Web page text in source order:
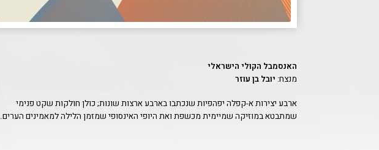
האנסמבל הקולי הישראלי
מנצח: יובל בן עוזר
ארבע יצירות א-קפלה יפהפיות שנכתבו בארבע ארצות שונות; כולן חולקות שקט פנימי
שמתבטא במוזיקה שמיימית מכשפת ואת היופי האינסופי שמזמן הלילה למאמינים הערים.